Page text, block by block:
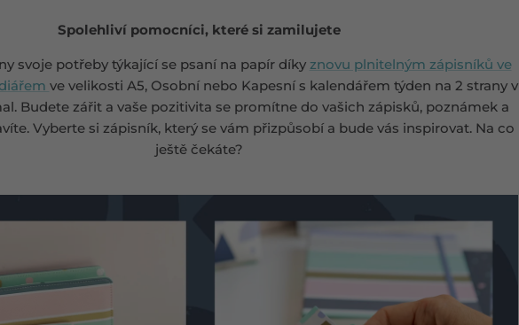
Spolehliví pomocníci, které si zamilujete
svoje potřeby týkající se psaní na papír díky znovu plnitelným zápisníků ve
diářem ve velikosti A5, Osobní nebo Kapesní s kalendářem týden na 2 strany v
Budete zářit a vaše pozitivita se promítne do vašich zápisků, poznámek a
Vyberte si zápisník, který se vám přizpůsobí a bude vás inspirovat. Na co
ještě čekáte?